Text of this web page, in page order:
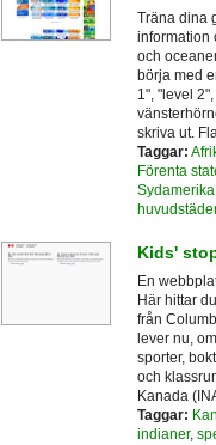
Träna dina
information
och
börja med
1", "level
skriva ut.
Taggar:
Förenta
Sydamerika
huvudstäder
Kids'
En
Här hittar
från
lever nu,
sporter,
och
Kanada
Taggar:
indianer,